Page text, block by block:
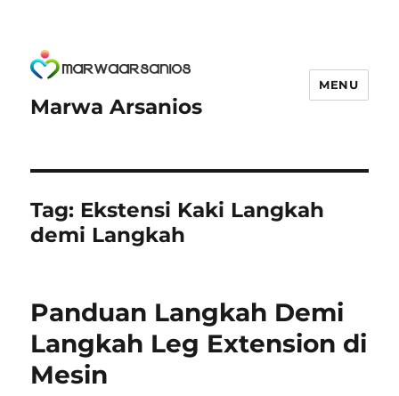
Marwa Arsanios
MENU
Tag: Ekstensi Kaki Langkah
demi Langkah
Panduan Langkah Demi
Langkah Leg Extension di
Mesin